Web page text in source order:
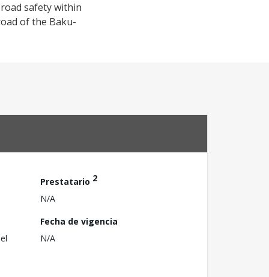
safety within
of the Baku-
Prestatario 2
N/A
Fecha de vigencia
N/A